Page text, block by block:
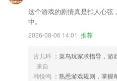
这个游戏的剧情真是扣人心
中。
2026-08-06 14:01 推荐
古儿环 ：菜鸟玩家求指导，游
来自
韩悦鸣 ：熟悉游戏规则，掌